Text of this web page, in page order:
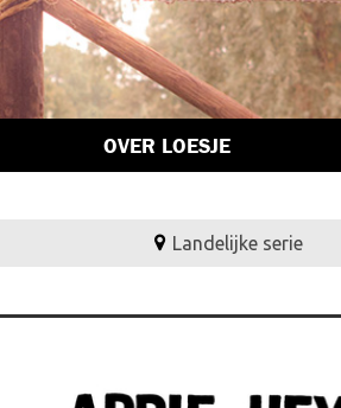
OVER LOESJE
Landelijke serie